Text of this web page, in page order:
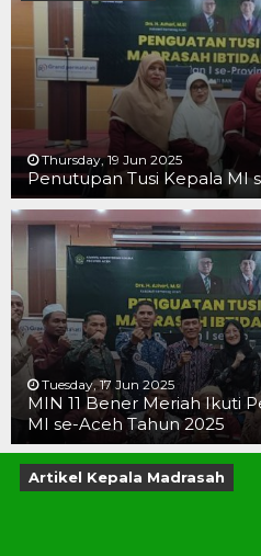
Thursday, 19 Jun 2025
Penutupan Tusi Kepala MI
Tuesday, 17 Jun 2025
MIN 11 Bener Meriah Ikuti
MI se-Aceh Tahun 2025
Artikel Kepala Madrasah
19 JUN 2025
19 JUN 2025
16 JUN 2025